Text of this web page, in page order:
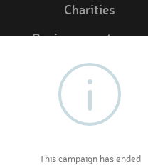
Charities
Business customers
en
This campaign has ended